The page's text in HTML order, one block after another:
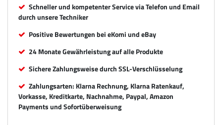
Schneller und kompetenter Service via Telefon und Email
durch unsere Techniker
Positive Bewertungen bei eKomi und eBay
24 Monate Gewährleistung auf alle Produkte
Sichere Zahlungsweise durch SSL-Verschlüsselung
Zahlungsarten: Klarna Rechnung, Klarna Ratenkauf,
Vorkasse, Kreditkarte, Nachnahme, Paypal, Amazon
Payments und Sofortüberweisung